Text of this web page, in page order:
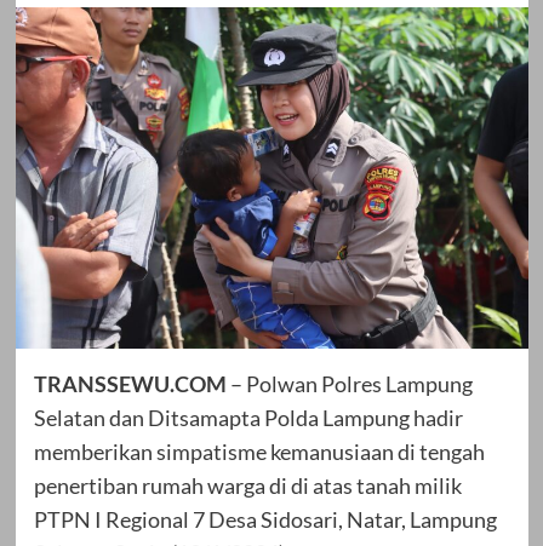
TRANSSEWU.COM – Polwan Polres Lampung
Selatan dan Ditsamapta Polda Lampung hadir
memberikan simpatisme kemanusiaan di tengah
penertiban rumah warga di di atas tanah milik
PTPN I Regional 7 Desa Sidosari, Natar, Lampung